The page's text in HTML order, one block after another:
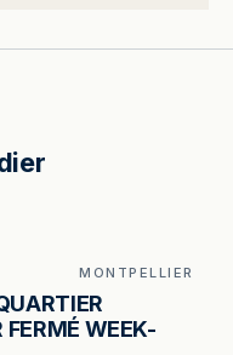
places en
MONTPELLIER
FERMÉ WEEK-